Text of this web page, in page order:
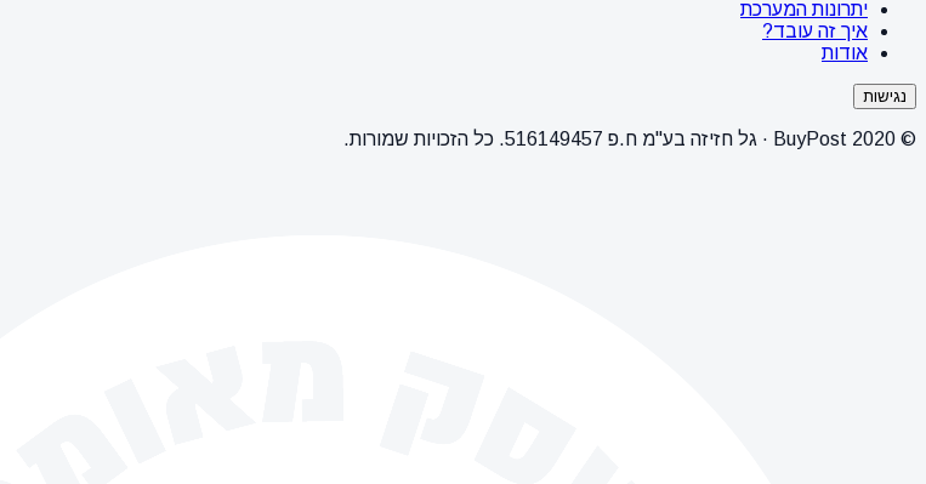
יתרונות המערכת
איך זה עובד?
אודות
נגישות
© 2020 BuyPost · גל חזיזה בע"מ ח.פ 516149457. כל הזכויות שמורות.